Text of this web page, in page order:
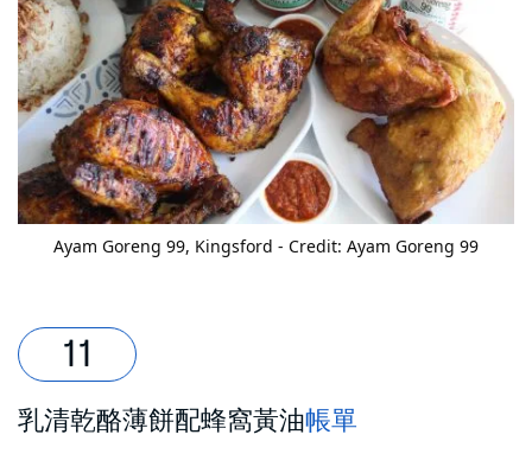
Ayam Goreng 99, Kingsford - Credit: Ayam Goreng 99
乳清乾酪薄餅配蜂窩黃油帳單